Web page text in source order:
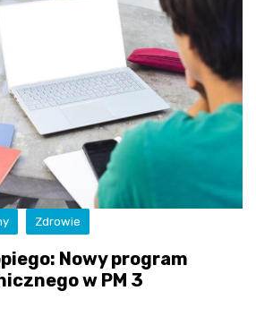
Zdrowie
Nowy program
w PM 3